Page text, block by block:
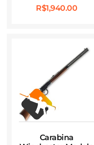
R$1,940.00
Carabina